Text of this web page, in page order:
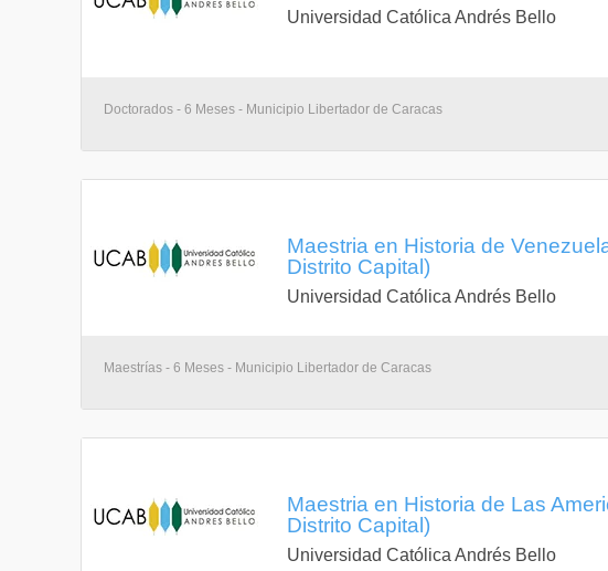
Universidad Católica Andrés Bello
Doctorados - 6 Meses - Municipio Libertador de Caracas
Maestria en Historia de
Distrito Capital)
Universidad Católica Andrés Bello
Maestrías - 6 Meses - Municipio Libertador de Caracas
Maestria en Historia de Las
Distrito Capital)
Universidad Católica Andrés Bello